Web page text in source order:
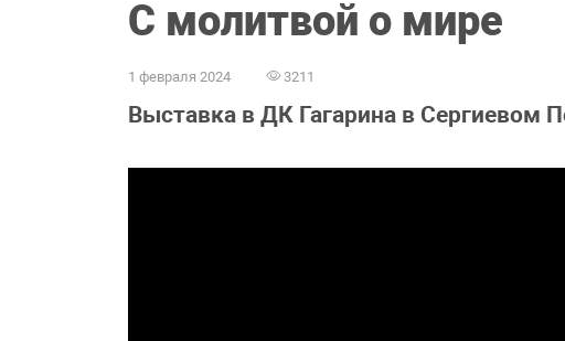
С молитвой о мире
1 февраля 2024 3211
Выставка в ДК Гагарина в Сергиевом